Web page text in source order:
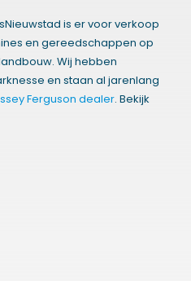
is er voor verkoop
en gereedschappen op
Wij hebben
en staan al jarenlang
Ferguson dealer. Bekijk